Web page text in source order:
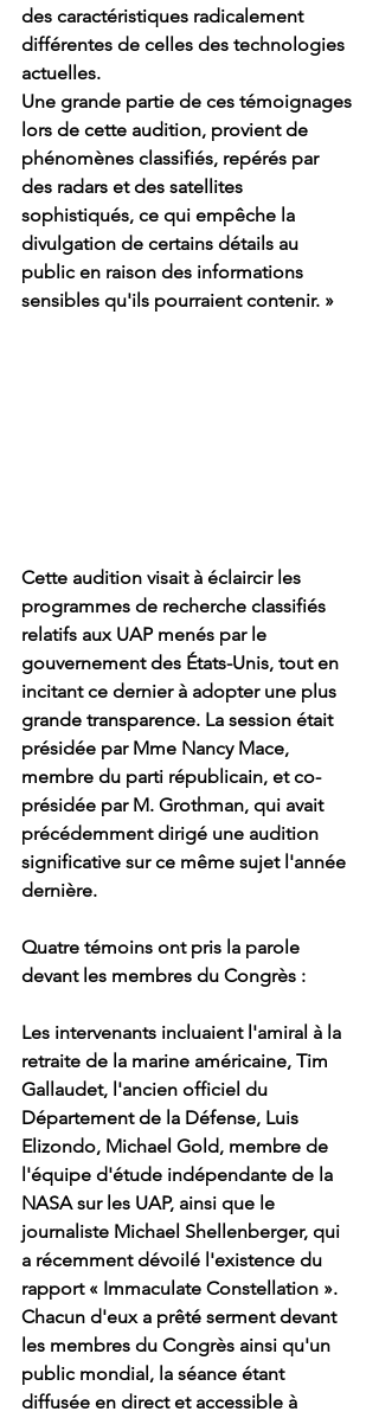
des caractéristiques radicalement
différentes de celles des technologies
actuelles.
Une grande partie de ces témoignages
lors de cette audition, provient de
phénomènes classifiés, repérés par
des radars et des satellites
sophistiqués, ce qui empêche la
divulgation de certains détails au
public en raison des informations
sensibles qu'ils pourraient contenir. »
Cette audition visait à éclaircir les
programmes de recherche classifiés
relatifs aux UAP menés par le
gouvernement des États-Unis, tout en
incitant ce dernier à adopter une plus
grande transparence. La session était
présidée par Mme Nancy Mace,
membre du parti républicain, et co-
présidée par M. Grothman, qui avait
précédemment dirigé une audition
significative sur ce même sujet l'année
dernière.
Quatre témoins ont pris la parole
devant les membres du Congrès :
Les intervenants incluaient l'amiral à la
retraite de la marine américaine, Tim
Gallaudet, l'ancien officiel du
Département de la Défense, Luis
Elizondo, Michael Gold, membre de
l'équipe d'étude indépendante de la
NASA sur les UAP, ainsi que le
journaliste Michael Shellenberger, qui
a récemment dévoilé l'existence du
rapport « Immaculate Constellation ».
Chacun d'eux a prêté serment devant
les membres du Congrès ainsi qu'un
public mondial, la séance étant
diffusée en direct et accessible à